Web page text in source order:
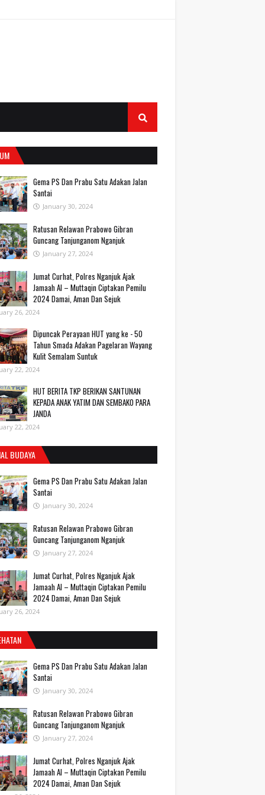
Gema PS Dan Prabu Satu Adakan Jalan
Santai
January 30, 2024
Ratusan Relawan Prabowo Gibran
Guncang Tanjunganom Nganjuk
January 27, 2024
Jumat Curhat, Polres Nganjuk Ajak
Jamaah Al – Muttaqin Ciptakan Pemilu
2024 Damai, Aman Dan Sejuk
26, 2024
Dipuncak Perayaan HUT yang ke - 50
Tahun Smada Adakan Pagelaran Wayang
Kulit Semalam Suntuk
22, 2024
HUT BERITA TKP BERIKAN SANTUNAN
KEPADA ANAK YATIM DAN SEMBAKO PARA
JANDA
22, 2024
BUDAYA
Gema PS Dan Prabu Satu Adakan Jalan
Santai
January 30, 2024
Ratusan Relawan Prabowo Gibran
Guncang Tanjunganom Nganjuk
January 27, 2024
Jumat Curhat, Polres Nganjuk Ajak
Jamaah Al – Muttaqin Ciptakan Pemilu
2024 Damai, Aman Dan Sejuk
26, 2024
Gema PS Dan Prabu Satu Adakan Jalan
Santai
January 30, 2024
Ratusan Relawan Prabowo Gibran
Guncang Tanjunganom Nganjuk
January 27, 2024
Jumat Curhat, Polres Nganjuk Ajak
Jamaah Al – Muttaqin Ciptakan Pemilu
2024 Damai, Aman Dan Sejuk